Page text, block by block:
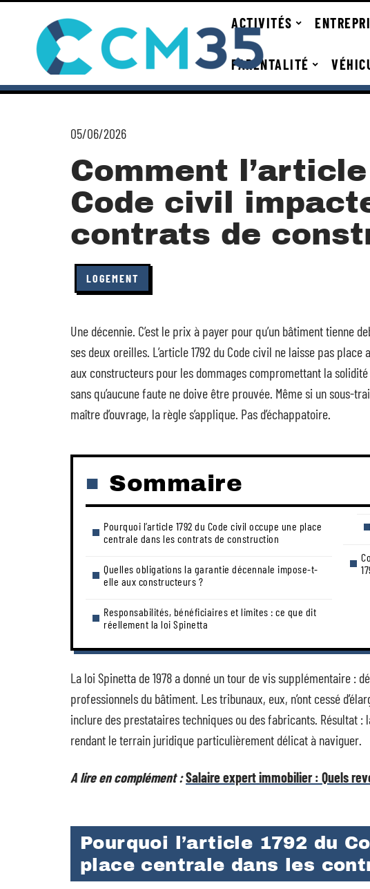
ACTIVITÉS
PARENTALITÉ
05/06/2026
Comment
Code civil
contrats de
LOGEMENT
Une décennie. C’est le prix à payer pour qu’un bâtiment tienne
ses deux oreilles. L’article 1792 du Code civil ne laisse pas
aux constructeurs pour les dommages compromettant la
sans qu’aucune faute ne doive être prouvée. Même si un sous-
maître d’ouvrage, la règle s’applique. Pas d’échappatoire.
Sommaire
Pourquoi l’article 1792 du Code civil occupe une place
centrale dans les contrats de construction
Quelles obligations la garantie décennale impose-t-
elle aux constructeurs ?
Responsabilités, bénéficiaires et limites : ce que dit
réellement la loi Spinetta
La loi Spinetta de 1978 a donné un tour de vis supplémentaire :
professionnels du bâtiment. Les tribunaux, eux, n’ont cessé
inclure des prestataires techniques ou des fabricants. Résultat :
rendant le terrain juridique particulièrement délicat à naviguer.
A lire en complément :Salaire expert immobilier : Quels
Pourquoi l’article 1792 du
place centrale dans les